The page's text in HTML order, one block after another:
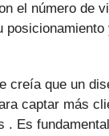
el número de
creía que un
captar más
. Es